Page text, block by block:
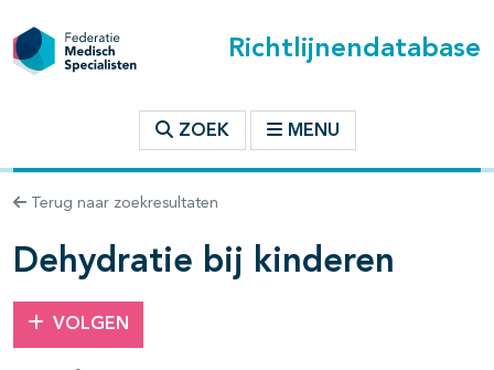
Richtlijnendatabase
ZOEK MENU
Terug naar zoekresultaten
Dehydratie bij kinderen
VOLGEN
binnen deze richtlijn